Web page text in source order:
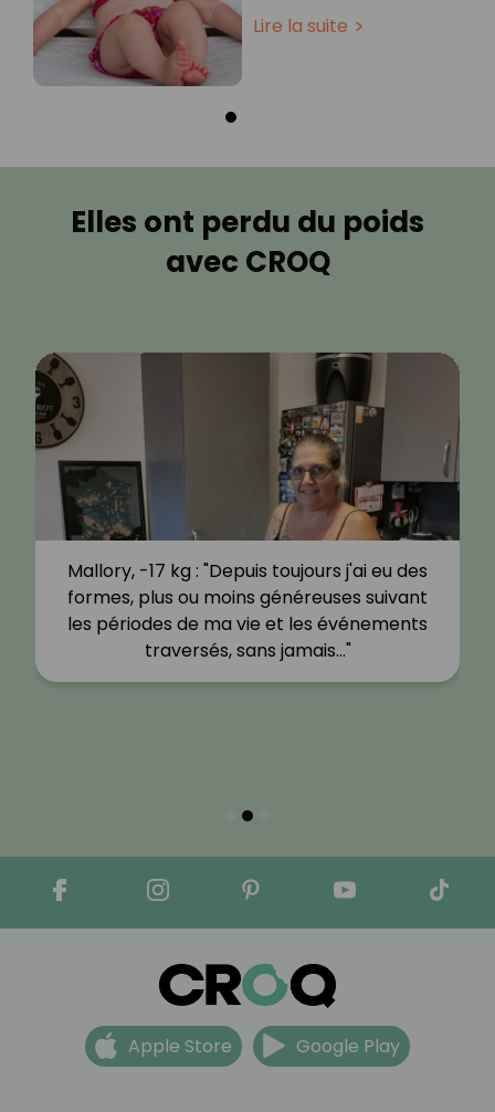
Lire la suite
Elles ont perdu du poids
avec CROQ
Mallory, -17 kg : "Depuis toujours j'ai eu des
formes, plus ou moins généreuses suivant
les périodes de ma vie et les événements
traversés, sans jamais…"
Apple Store Google Play